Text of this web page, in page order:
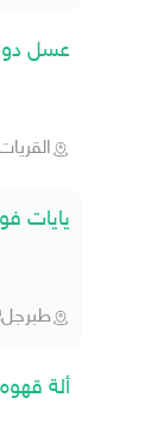
عسل
يايات فورد
طبرجل
ألة